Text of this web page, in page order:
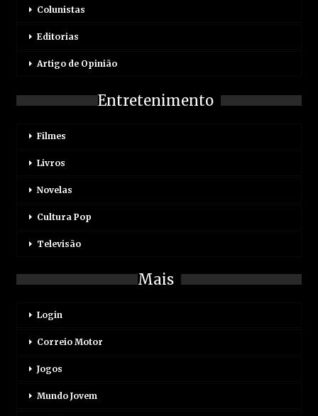
Colunistas
Editorias
Artigo de Opinião
Entretenimento
Filmes
Livros
Novelas
Cultura Pop
Televisão
Mais
Login
Correio Motor
Jogos
Mundo Jovem